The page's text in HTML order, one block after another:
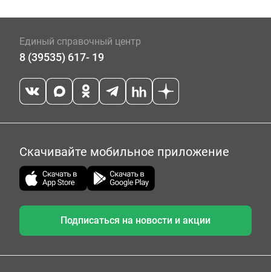
Единый справочный центр
8 (39535) 617- 19
Скачивайте мобильное приложение
Подписаться на новости и акции